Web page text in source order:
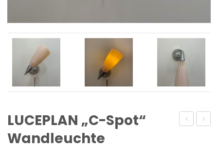
LUCEPLAN „C-Spot“
Wandleuchte